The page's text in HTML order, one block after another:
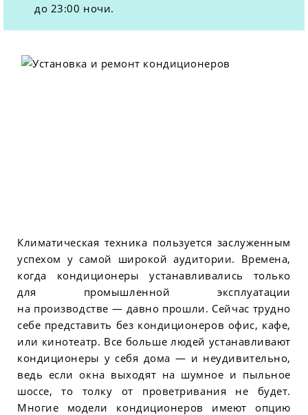
до 23:00 ночи.
Климатическая техника пользуется заслуженным
успехом у самой широкой аудитории. Времена,
когда кондиционеры устанавливались только
для промышленной эксплуатации
на производстве — давно прошли. Сейчас трудно
себе представить без кондиционеров офис, кафе,
или кинотеатр. Все больше людей устанавливают
кондиционеры у себя дома — и неудивительно,
ведь если окна выходят на шумное и пыльное
шоссе, то толку от проветривания не будет.
Многие модели кондиционеров имеют опцию